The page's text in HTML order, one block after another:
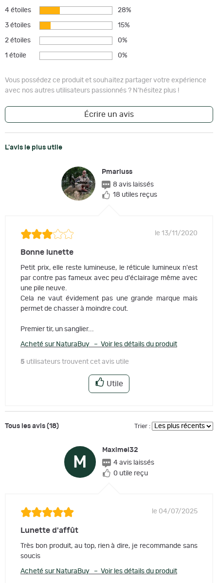
4 étoiles 28%
3 étoiles 15%
2 étoiles 0%
1 étoile 0%
Vous possédez ce produit et souhaitez partager votre expérience
avec nos autres utilisateurs passionnés ? N'hésitez plus !
Écrire un avis
L'avis le plus utile
Pmariuss
8 avis laissés
18 utiles reçus
le 13/11/2020
Bonne lunette
Petit prix, elle reste lumineuse, le réticule lumineux n'est
par contre pas fameux avec peu d'éclairage même avec
une pile neuve.
Cela ne vaut évidement pas une grande marque mais
permet de chasser à moindre cout.
Premier tir, un sanglier...
Acheté sur NaturaBuy – Voir les détails du produit
5 utilisateurs trouvent cet avis utile
Utile
Tous les avis (18) Trier :
M
Maximel32
4 avis laissés
0 utile reçu
le 04/07/2025
Lunette d'affût
Très bon produit, au top, rien à dire, je recommande sans
soucis
Acheté sur NaturaBuy – Voir les détails du produit